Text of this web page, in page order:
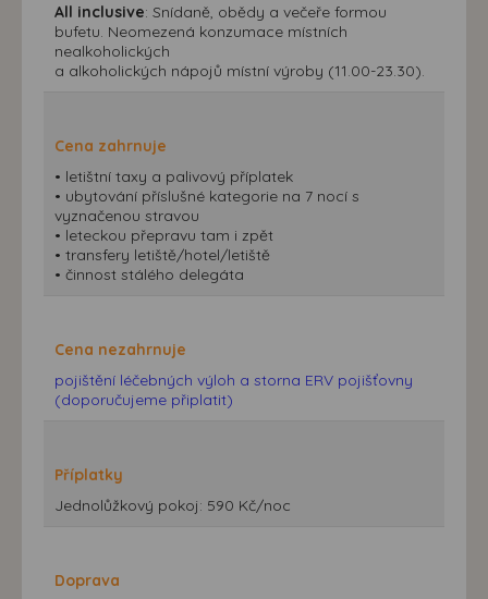
All inclusive: Snídaně, obědy a večeře formou
bufetu. Neomezená konzumace místních
nealkoholických
a alkoholických nápojů místní výroby (11.00-23.30).
Cena zahrnuje
• letištní taxy a palivový příplatek
• ubytování příslušné kategorie na 7 nocí s
vyznačenou stravou
• leteckou přepravu tam i zpět
• transfery letiště/hotel/letiště
• činnost stálého delegáta
Cena nezahrnuje
pojištění léčebných výloh a storna ERV pojišťovny
(doporučujeme připlatit)
Příplatky
Jednolůžkový pokoj: 590 Kč/noc
Doprava